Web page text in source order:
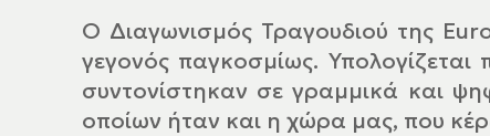
Ο Διαγωνισμός Τραγουδιού της
γεγονός παγκοσμίως.
συντονίστηκαν σε γραμμικά και
οποίων ήταν και η χώρα μας, που